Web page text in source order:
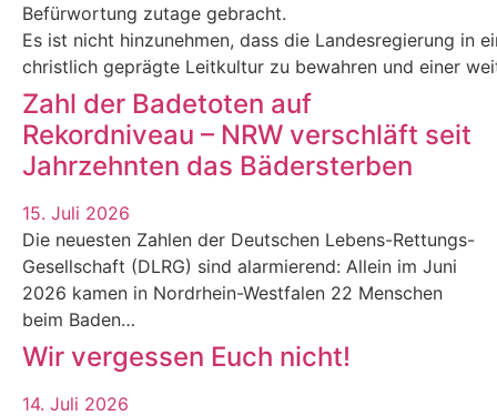
Befürwortung zutage gebracht.
Es ist nicht hinzunehmen, dass die Landesregierung in
christlich geprägte Leitkultur zu bewahren und einer
Zahl der Badetoten auf
Rekordniveau – NRW verschläft seit
Jahrzehnten das Bädersterben
15. Juli 2026
Die neuesten Zahlen der Deutschen Lebens-Rettungs-
Gesellschaft (DLRG) sind alarmierend: Allein im Juni
2026 kamen in Nordrhein-Westfalen 22 Menschen
beim Baden…
Wir vergessen Euch nicht!
14. Juli 2026